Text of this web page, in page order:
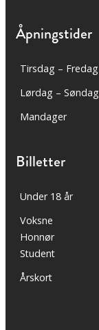
Åpningstider
Tirsdag – Fredag
Lørdag – Søndag
Mandager
Billetter
Under 18 år
Voksne
Honnør
Student
Årskort